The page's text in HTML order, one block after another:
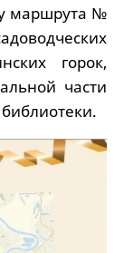
маршрута №
горок,
части